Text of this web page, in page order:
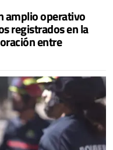
amplio operativo
registrados en la
entre